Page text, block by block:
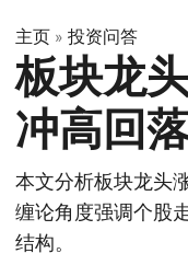
主页 » 投资问答
板块龙
冲高回
本文分析板块龙头
缠论角度强调个股
结构。